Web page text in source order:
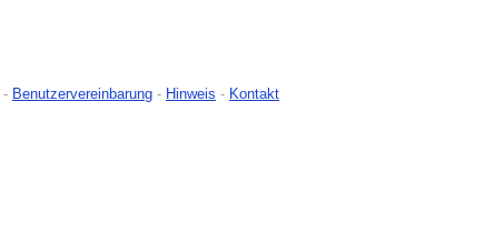
- Benutzervereinbarung - Hinweis - Kontakt